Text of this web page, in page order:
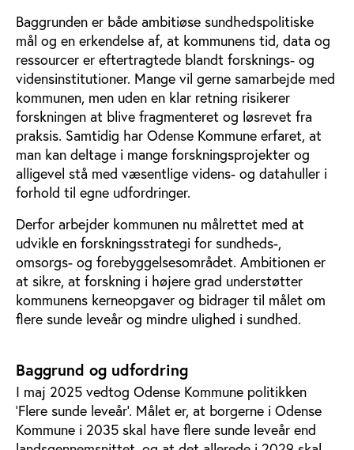
Baggrunden er både ambitiøse sundhedspolitiske
mål og en erkendelse af, at kommunens tid, data og
ressourcer er eftertragtede blandt forsknings- og
vidensinstitutioner. Mange vil gerne samarbejde med
kommunen, men uden en klar retning risikerer
forskningen at blive fragmenteret og løsrevet fra
praksis. Samtidig har Odense Kommune erfaret, at
man kan deltage i mange forskningsprojekter og
alligevel stå med væsentlige videns- og datahuller i
forhold til egne udfordringer.
Derfor arbejder kommunen nu målrettet med at
udvikle en forskningsstrategi for sundheds-,
omsorgs- og forebyggelsesområdet. Ambitionen er
at sikre, at forskning i højere grad understøtter
kommunens kerneopgaver og bidrager til målet om
flere sunde leveår og mindre ulighed i sundhed.
Baggrund og udfordring
I maj 2025 vedtog Odense Kommune politikken
'Flere sunde leveår'. Målet er, at borgerne i Odense
Kommune i 2035 skal have flere sunde leveår end